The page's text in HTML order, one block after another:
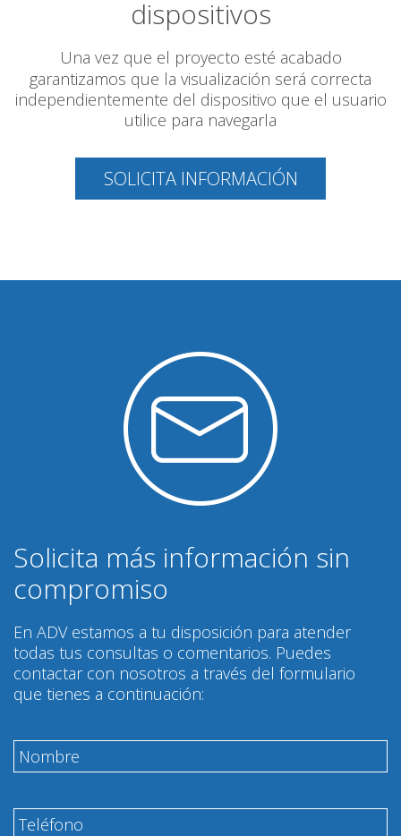
dispositivos
Una vez que el proyecto esté acabado
garantizamos que la visualización será correcta
independientemente del dispositivo que el usuario
utilice para navegarla
SOLICITA INFORMACIÓN
Solicita más información sin
compromiso
En ADV estamos a tu disposición para atender
todas tus consultas o comentarios. Puedes
contactar con nosotros a través del formulario
que tienes a continuación: